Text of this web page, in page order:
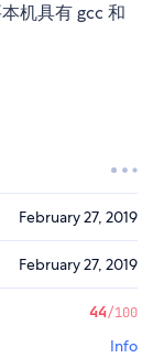
机具有 gcc 和
February 27, 2019
February 27, 2019
44/100
Info